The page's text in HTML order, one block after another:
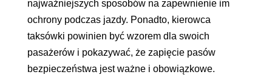
najważniejszych sposobów na zapewnienie im
ochrony podczas jazdy. Ponadto, kierowca
taksówki powinien być wzorem dla swoich
pasażerów i pokazywać, że zapięcie pasów
bezpieczeństwa jest ważne i obowiązkowe.